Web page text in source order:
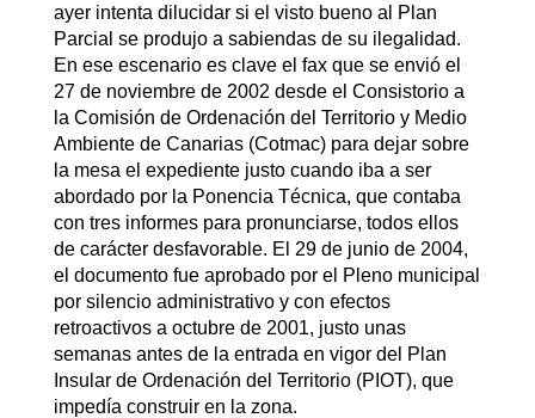
ayer intenta dilucidar si el visto bueno al Plan
Parcial se produjo a sabiendas de su ilegalidad.
En ese escenario es clave el fax que se envió el
27 de noviembre de 2002 desde el Consistorio a
la Comisión de Ordenación del Territorio y Medio
Ambiente de Canarias (Cotmac) para dejar sobre
la mesa el expediente justo cuando iba a ser
abordado por la Ponencia Técnica, que contaba
con tres informes para pronunciarse, todos ellos
de carácter desfavorable. El 29 de junio de 2004,
el documento fue aprobado por el Pleno municipal
por silencio administrativo y con efectos
retroactivos a octubre de 2001, justo unas
semanas antes de la entrada en vigor del Plan
Insular de Ordenación del Territorio (PIOT), que
impedía construir en la zona.